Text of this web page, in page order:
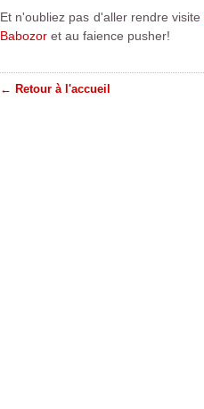
Et n'oubliez pas d'aller rendre visite
Babozoret au faience pusher!
← Retour à l'accueil